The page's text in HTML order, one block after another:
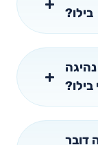
בילו?
דובר